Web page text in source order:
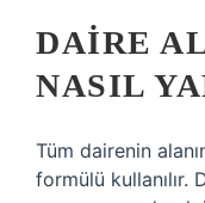
DAIRE
NASIL
Tüm dairenin
formülü kullanılır.